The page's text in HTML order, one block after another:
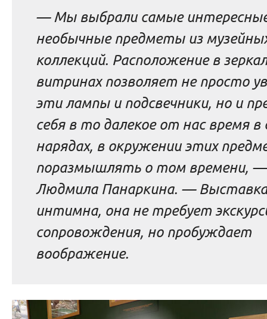
— Мы выбрали самые
необычные предметы из
коллекций. Расположение в
витринах позволяет не просто
эти лампы и подсвечники, но и
себя в то далекое от нас время
нарядах, в окружении этих
поразмышлять о том времени, —
Людмила Панаркина. — Выставка
интимна, она не требует
сопровождения, но пробуждает
воображение.